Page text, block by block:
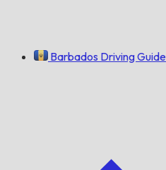
Barbados Driving Guide